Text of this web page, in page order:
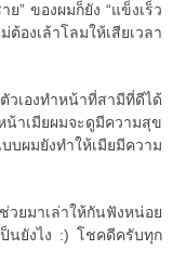
” ของผมก็ยัง “แข็งเร็ว
องเล้าโลมให้เสียเวลา
วเองทำหน้าที่สามีที่ดีได้
าเมียผมจะดูมีความสุข
บผมยังทำให้เมียมีความ
ยมาเล่าให้กันฟังหน่อย
นยังไง :) โชคดีครับทุก